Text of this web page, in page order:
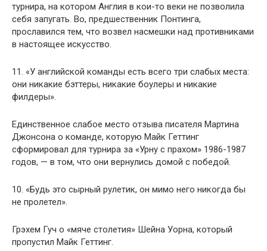
турнира, на котором Англия в кои-то веки не позволила
себя запугать. Во, предшественник Понтинга,
прославился тем, что возвел насмешки над противниками
в настоящее искусство.
11. «У английской команды есть всего три слабых места:
они никакие бэттеры, никакие боулеры и никакие
филдеры».
Единственное слабое место отзыва писателя Мартина
Джонсона о команде, которую Майк Геттинг
сформировал для турнира за «Урну с прахом» 1986-1987
годов, — в том, что они вернулись домой с победой.
10. «Будь это сырный рулетик, он мимо него никогда бы
не пролетел».
Грэхем Гуч о «мяче столетия» Шейна Уорна, который
пропустил Майк Геттинг.